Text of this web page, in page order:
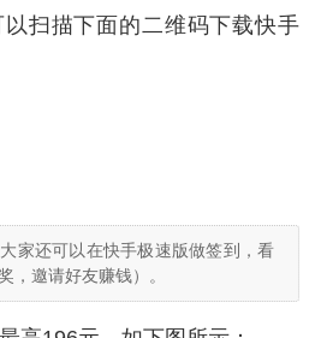
扫描下面的二维码下载快手
家还可以在快手极速版做签到，看
，邀请好友赚钱）。